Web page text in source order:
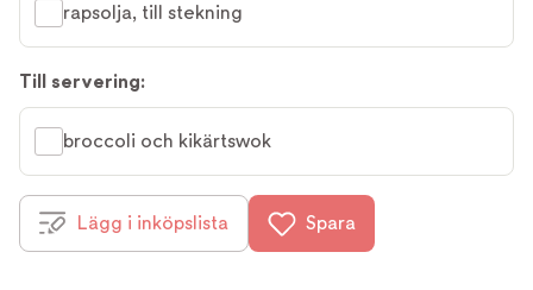
rapsolja, till stekning
Till servering:
broccoli och kikärtswok
Lägg i inköpslista Spara